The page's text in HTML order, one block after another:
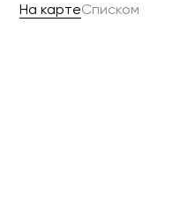
На картеСписком